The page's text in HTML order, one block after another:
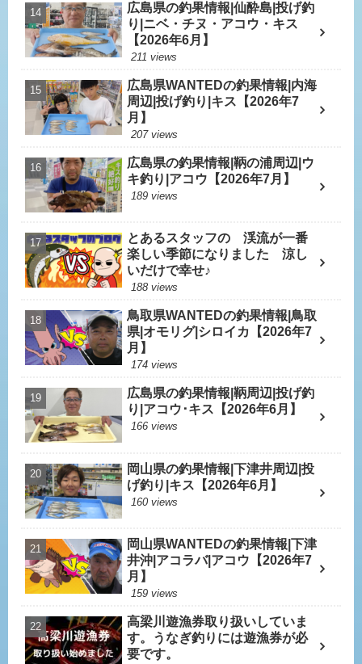
広島県の釣果情報|仙酔島|投げ釣
り|ニベ・チヌ・アコウ・キス
【2026年6月】
211 views
広島県WANTEDの釣果情報|内海
周辺|投げ釣り|キス【2026年7
月】
207 views
広島県の釣果情報|鞆の浦周辺|ウ
キ釣り|アコウ【2026年7月】
189 views
とあるスタッフの 渓流が一番
楽しい季節になりました 涼し
いだけで幸せ♪
188 views
鳥取県WANTEDの釣果情報|鳥取
県|オモリグ|シロイカ【2026年7
月】
174 views
広島県の釣果情報|鞆周辺|投げ釣
り|アコウ･キス【2026年6月】
166 views
岡山県の釣果情報|下津井周辺|投
げ釣り|キス【2026年6月】
160 views
岡山県WANTEDの釣果情報|下津
井沖|アコラバ|アコウ【2026年7
月】
159 views
高梁川遊漁券取り扱いしていま
す。うなぎ釣りには遊漁券が必
要です。